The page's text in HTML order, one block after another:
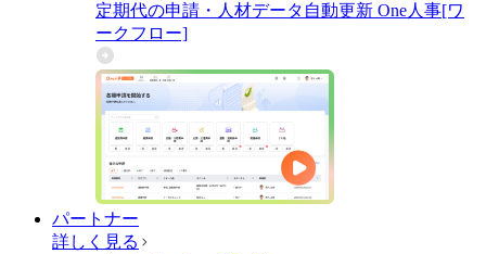
定期代の申請・人材データ自動更新 One人事[ワ
ークフロー]
パートナー
詳しく見る